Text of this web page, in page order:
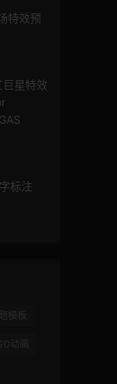
特效预
星特效
标注
题模板
动画